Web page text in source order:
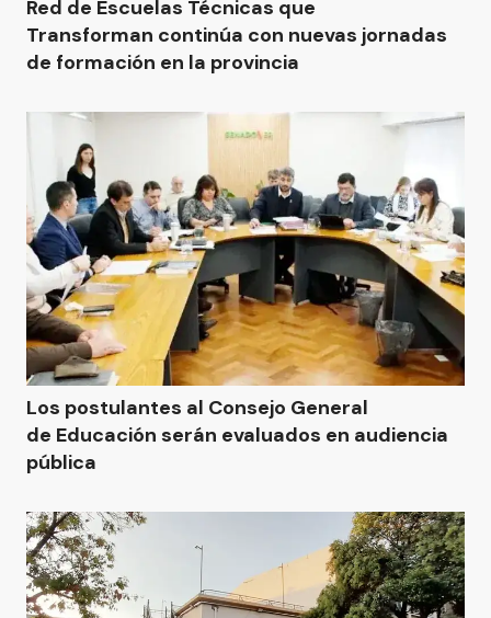
Red de Escuelas Técnicas que
Transforman continúa con nuevas jornadas
de formación en la provincia
Los postulantes al Consejo General
de Educación serán evaluados en audiencia
pública